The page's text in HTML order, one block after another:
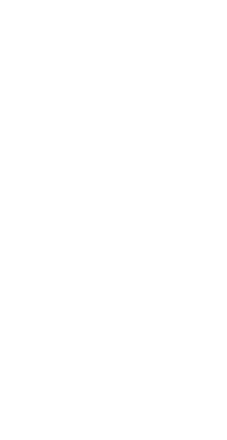
viimeistä numeroa
Accounts (Finanssitilit)
Käytit näitä
omistajan
hävittyneeksi, ja
ja tarjoaa sinulle
ihmisen agentin